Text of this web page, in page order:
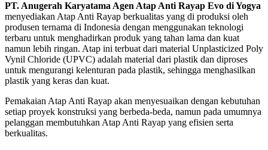
PT. Anugerah Karyatama Agen Atap Anti Rayap Evo di Yogya
menyediakan Atap Anti Rayap berkualitas yang di produksi oleh
produsen ternama di Indonesia dengan menggunakan teknologi
terbaru untuk menghadirkan produk yang tahan lama dan kuat
namun lebih ringan. Atap ini terbuat dari material Unplasticized Poly
Vynil Chloride (UPVC) adalah material dari plastik dan diproses
untuk mengurangi kelenturan pada plastik, sehingga menghasilkan
plastik yang keras dan kuat.
Pemakaian Atap Anti Rayap akan menyesuaikan dengan kebutuhan
setiap proyek konstruksi yang berbeda-beda, namun pada umumnya
pelanggan membutuhkan Atap Anti Rayap yang efisien serta
berkualitas.